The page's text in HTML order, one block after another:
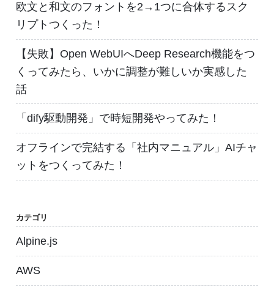
欧文と和文のフォントを2→1つに合体するスク
リプトつくった！
【失敗】Open WebUIへDeep Research機能をつ
くってみたら、いかに調整が難しいか実感した
話
「dify駆動開発」で時短開発やってみた！
オフラインで完結する「社内マニュアル」AIチャ
ットをつくってみた！
カテゴリ
Alpine.js
AWS